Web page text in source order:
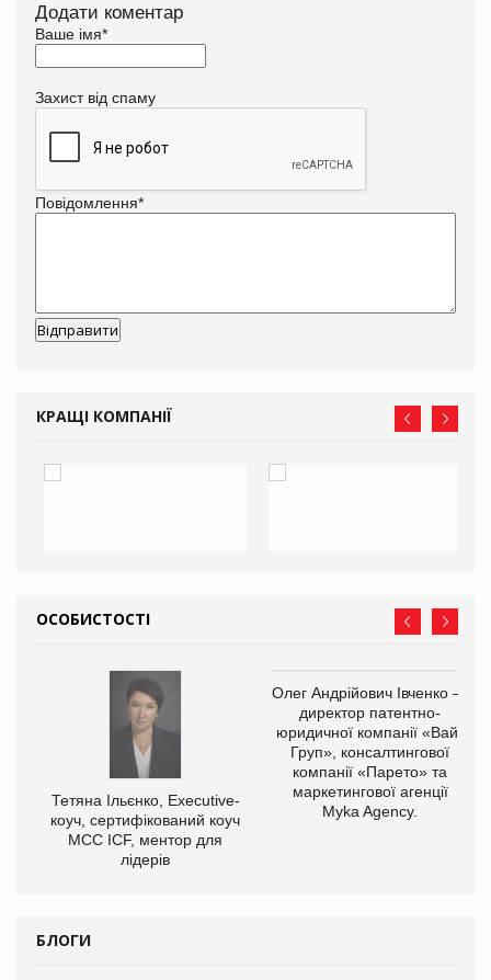
Додати коментар
Ваше імя*
Захист від спаму
Повідомлення*
КРАЩІ КОМПАНІЇ
ОСОБИСТОСТІ
Тетяна Ільєнко, Executive-
коуч, сертифікований коуч
МСС ICF, ментор для
лідерів
Олег Андрійович Івченко —
директор патентно-
юридичної компанії «Вайз
Груп», консалтингової
компанії «Парето» та
маркетингової агенції
Myka Agency.
БЛОГИ